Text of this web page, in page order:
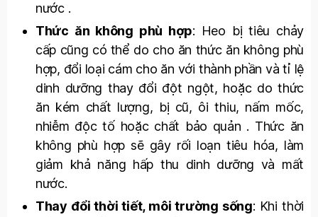
nước .
Thức ăn không phù hợp: Heo bị tiêu chảy
cấp cũng có thể do cho ăn thức ăn không phù
hợp, đổi loại cám cho ăn với thành phần và tỉ lệ
dinh dưỡng thay đổi đột ngột, hoặc do thức
ăn kém chất lượng, bị cũ, ôi thiu, nấm mốc,
nhiễm độc tố hoặc chất bảo quản . Thức ăn
không phù hợp sẽ gây rối loạn tiêu hóa, làm
giảm khả năng hấp thu dinh dưỡng và mất
nước.
Thay đổi thời tiết, môi trường sống: Khi thời